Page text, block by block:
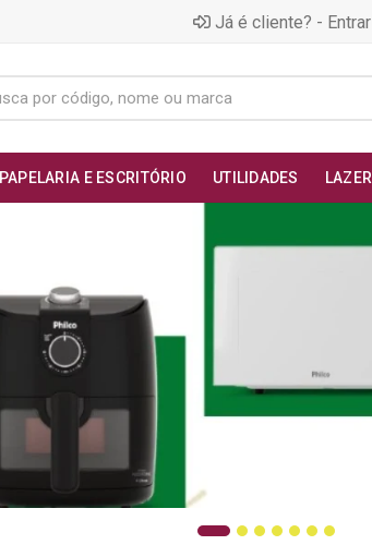
Já é cliente? - Entrar
PAPELARIA E ESCRITÓRIO UTILIDADES LAZER